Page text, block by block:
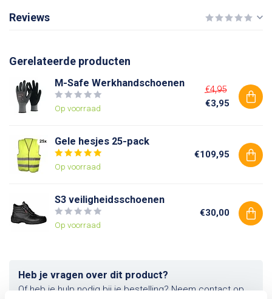
Reviews
Gerelateerde producten
M-Safe Werkhandschoenen
Op voorraad
€4,95
€3,95
Gele hesjes 25-pack
Op voorraad
€109,95
S3 veiligheidsschoenen
Op voorraad
€30,00
Heb je vragen over dit product?
Of heb je hulp nodig bij je bestelling? Neem contact op